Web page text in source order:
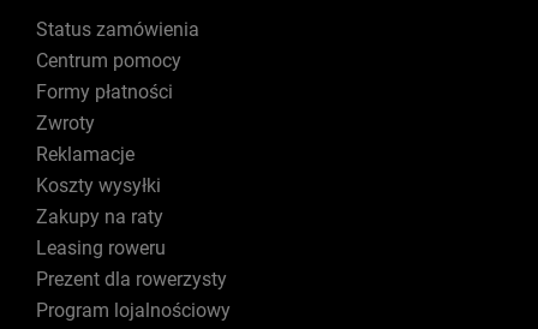
Status zamówienia
Centrum pomocy
Formy płatności
Zwroty
Reklamacje
Koszty wysyłki
Zakupy na raty
Leasing roweru
Prezent dla rowerzysty
Program lojalnościowy